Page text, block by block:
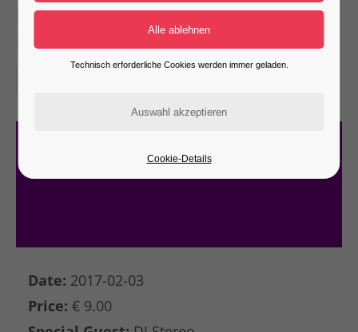
LADYHAWKE (Demo:
Nightclub)
Date: 2017-02-03
Price: € 9.00
Technisch erforderliche Cookies werden immer geladen.
Cookie-Details